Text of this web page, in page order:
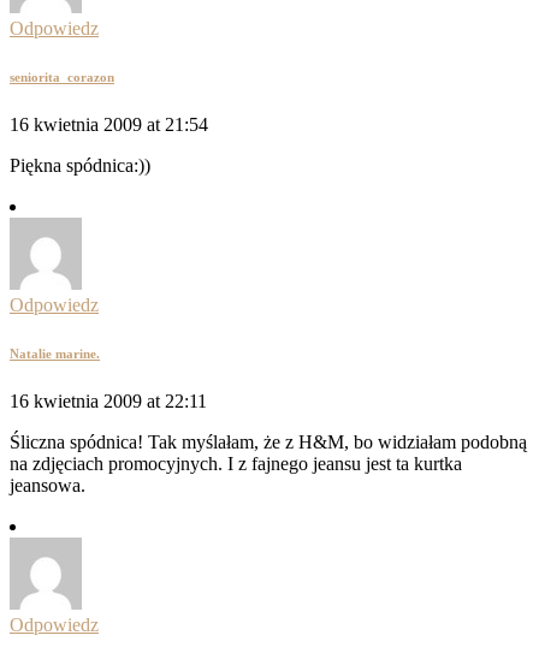
Odpowiedz
seniorita_corazon
16 kwietnia 2009 at 21:54
Piękna spódnica:))
Odpowiedz
Natalie marine.
16 kwietnia 2009 at 22:11
Śliczna spódnica! Tak myślałam, że z H&M, bo widziałam podobną
na zdjęciach promocyjnych. I z fajnego jeansu jest ta kurtka
jeansowa.
Odpowiedz